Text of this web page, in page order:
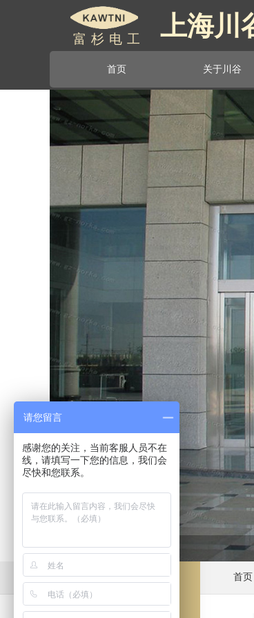
上海川
富杉电工
首页 关于川谷
产品分类
首页
请您留言
感谢您的关注，当前客服人员不在
线，请填写一下您的信息，我们会
尽快和您联系。